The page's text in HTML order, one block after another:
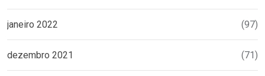
janeiro 2022 (97)
dezembro 2021 (71)